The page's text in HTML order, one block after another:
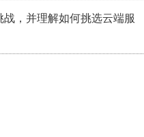
，并理解如何挑选云端服